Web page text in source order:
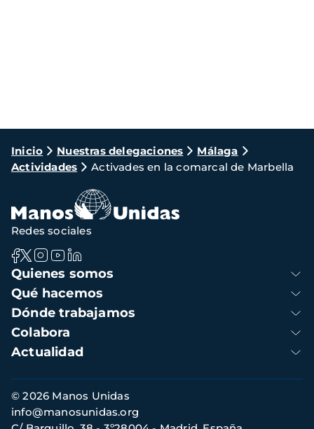
Ruta
de
navegación
Inicio Nuestras delegaciones
Málaga
Actividades
Activades en la comarcal de Marbella
Navegación
principal
Quienes somos
Qué hacemos
Dónde trabajamos
Colabora
Actualidad
Redes sociales
Información
de
contacto
© 2026 Manos Unidas
info@manosunidas.org